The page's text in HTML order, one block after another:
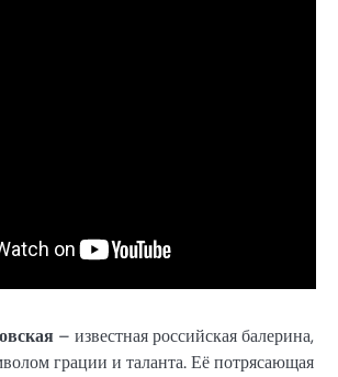
– известная российская балерина,
грации и таланта. Её потрясающая